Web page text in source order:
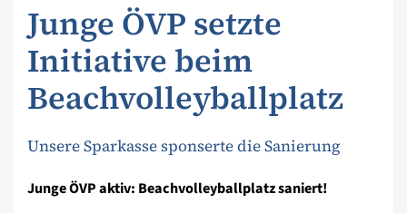
Junge ÖVP setzte
Initiative beim
Beachvolleyballplatz
Unsere Sparkasse sponserte die Sanierung
Junge ÖVP aktiv: Beachvolleyballplatz saniert!